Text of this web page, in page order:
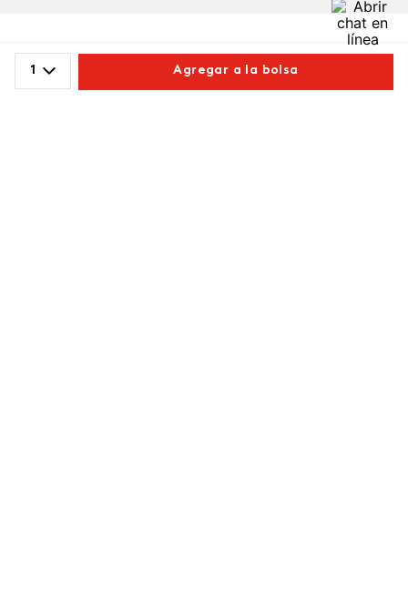
1 Agregar a la bolsa
Comentarios